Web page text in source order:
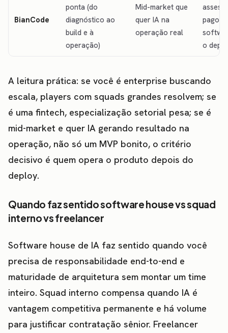
BianCode
ponta (do
diagnóstico ao
build e à
operação)
Mid-market que
quer IA na
operação real
pago
o
A leitura prática: se você é enterprise buscando
escala, players com squads grandes resolvem; se
é uma fintech, especialização setorial pesa; se é
mid-market e quer IA gerando resultado na
operação, não só um MVP bonito, o critério
decisivo é quem opera o produto depois do
deploy.
Quando faz sentido software house vs squad
interno vs freelancer
Software house de IA faz sentido quando você
precisa de responsabilidade end-to-end e
maturidade de arquitetura sem montar um time
inteiro. Squad interno compensa quando IA é
vantagem competitiva permanente e há volume
para justificar contratação sênior. Freelancer